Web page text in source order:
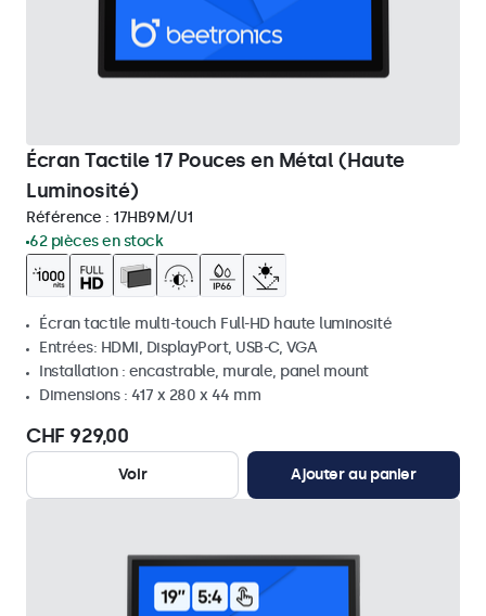
Écran Tactile 17 Pouces en Métal (Haute
Luminosité)
Référence : 17HB9M/U1
62 pièces en stock
Écran tactile multi-touch Full-HD haute luminosité
Entrées: HDMI, DisplayPort, USB-C, VGA
Installation : encastrable, murale, panel mount
Dimensions : 417 x 280 x 44 mm
CHF 929,00
Voir Ajouter au panier